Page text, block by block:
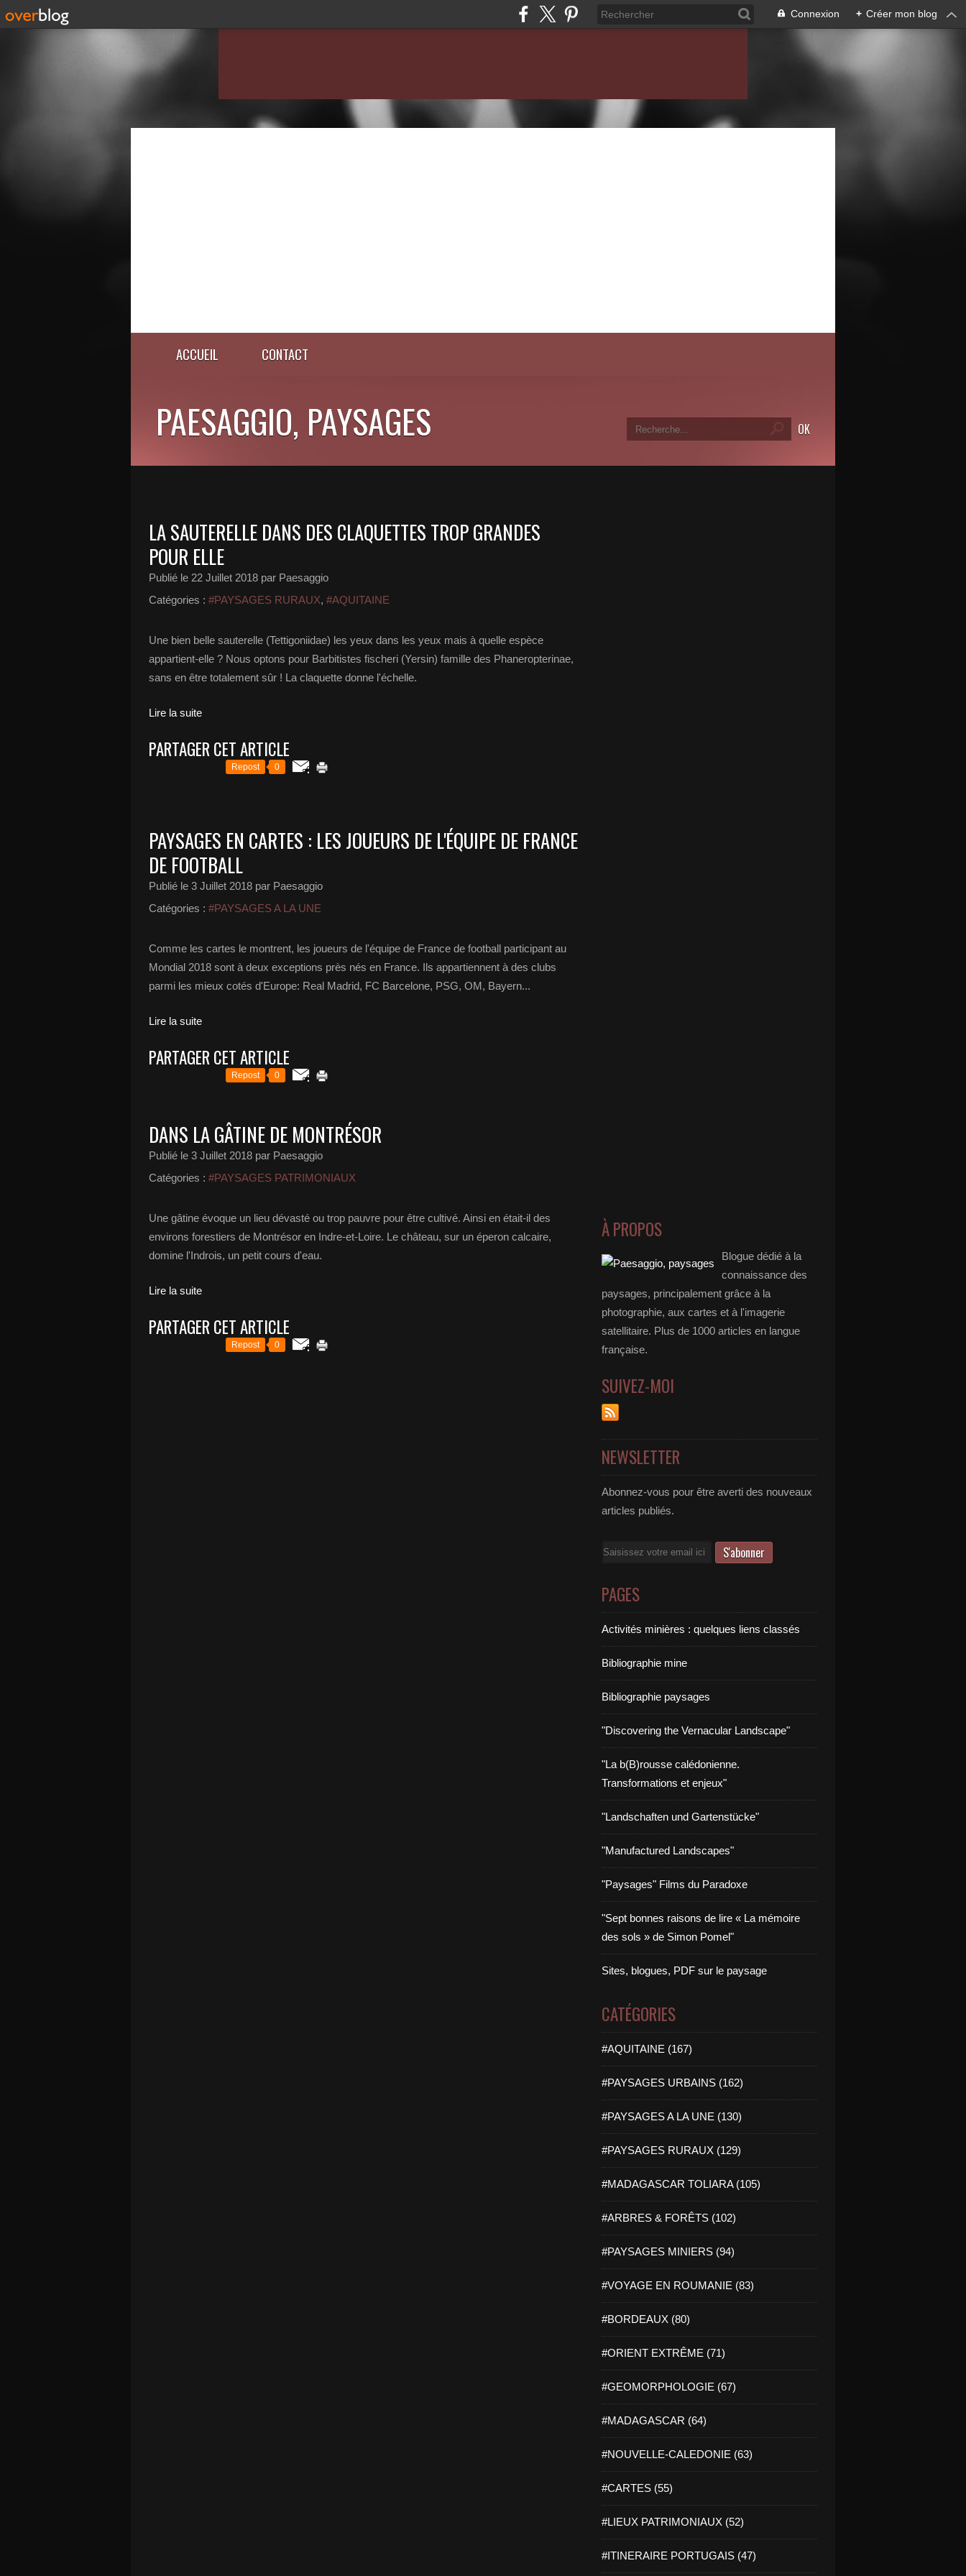
Connexion + Créer mon blog
ACCUEIL CONTACT
PAESAGGIO, PAYSAGES
LA SAUTERELLE DANS DES CLAQUETTES TROP GRANDES
POUR ELLE
Publié le 22 Juillet 2018 par Paesaggio
Catégories : #PAYSAGES RURAUX, #AQUITAINE
Une bien belle sauterelle (Tettigoniidae) les yeux dans les yeux mais à quelle espèce
appartient-elle ? Nous optons pour Barbitistes fischeri (Yersin) famille des Phaneropterinae,
sans en être totalement sûr ! La claquette donne l'échelle.
Lire la suite
PARTAGER CET ARTICLE
Repost 0
PAYSAGES EN CARTES : LES JOUEURS DE L'ÉQUIPE DE FRANCE
DE FOOTBALL
Publié le 3 Juillet 2018 par Paesaggio
Catégories : #PAYSAGES A LA UNE
Comme les cartes le montrent, les joueurs de l'équipe de France de football participant au
Mondial 2018 sont à deux exceptions près nés en France. Ils appartiennent à des clubs
parmi les mieux cotés d'Europe: Real Madrid, FC Barcelone, PSG, OM, Bayern...
Lire la suite
PARTAGER CET ARTICLE
Repost 0
DANS LA GÂTINE DE MONTRÉSOR
Publié le 3 Juillet 2018 par Paesaggio
Catégories : #PAYSAGES PATRIMONIAUX
Une gâtine évoque un lieu dévasté ou trop pauvre pour être cultivé. Ainsi en était-il des
environs forestiers de Montrésor en Indre-et-Loire. Le château, sur un éperon calcaire,
domine l'Indrois, un petit cours d'eau.
Lire la suite
PARTAGER CET ARTICLE
Repost 0
À PROPOS
Blogue dédié à la
connaissance des
paysages, principalement grâce à la
photographie, aux cartes et à l'imagerie
satellitaire. Plus de 1000 articles en langue
française.
SUIVEZ-MOI
NEWSLETTER
Abonnez-vous pour être averti des nouveaux
articles publiés.
Email
PAGES
Activités minières : quelques liens classés
Bibliographie mine
Bibliographie paysages
"Discovering the Vernacular Landscape"
"La b(B)rousse calédonienne.
Transformations et enjeux"
"Landschaften und Gartenstücke"
"Manufactured Landscapes"
"Paysages" Films du Paradoxe
"Sept bonnes raisons de lire « La mémoire
des sols » de Simon Pomel"
Sites, blogues, PDF sur le paysage
CATÉGORIES
#AQUITAINE (167)
#PAYSAGES URBAINS (162)
#PAYSAGES A LA UNE (130)
#PAYSAGES RURAUX (129)
#MADAGASCAR TOLIARA (105)
#ARBRES & FORÊTS (102)
#PAYSAGES MINIERS (94)
#VOYAGE EN ROUMANIE (83)
#BORDEAUX (80)
#ORIENT EXTRÊME (71)
#GEOMORPHOLOGIE (67)
#MADAGASCAR (64)
#NOUVELLE-CALEDONIE (63)
#CARTES (55)
#LIEUX PATRIMONIAUX (52)
#ITINERAIRE PORTUGAIS (47)